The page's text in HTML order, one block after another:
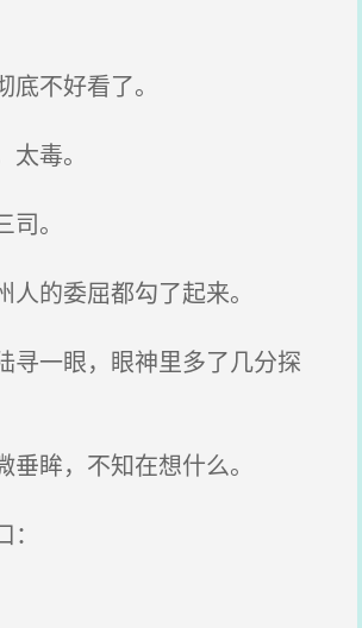
不好看了。
毒。
。
的委屈都勾了起来。
一眼，眼神里多了几分探
眸，不知在想什么。